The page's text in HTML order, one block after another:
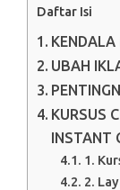
Daftar Isi
UBAH
KURSUS
INSTANT
1.
2.